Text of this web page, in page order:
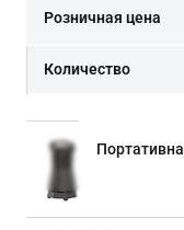
Розничная цена
Количество